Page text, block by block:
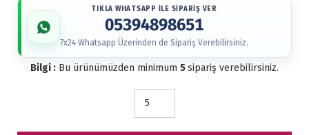
TIKLA WHATSAPP İLE SİPARİŞ VER
05394898651
7x24 Whatsapp Üzerinden de Sipariş Verebilirsiniz.
Bilgi : Bu ürünümüzden minimum 5sipariş verebilirsiniz.